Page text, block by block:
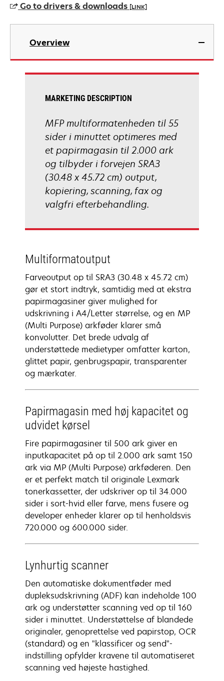
new
tab
Go to drivers & downloads [LINK]
opens
new
Overview
MARKETING DESCRIPTION
MFP multiformatenheden til 55
sider i minuttet optimeres med
et papirmagasin til 2.000 ark
og tilbyder i forvejen SRA3
(30.48 x 45.72 cm) output,
kopiering, scanning, fax og
valgfri efterbehandling.
Multiformatoutput
Farveoutput op til SRA3 (30.48 x 45.72 cm)
gør et stort indtryk, samtidig med at ekstra
papirmagasiner giver mulighed for
udskrivning i A4/Letter størrelse, og en MP
(Multi Purpose) arkføder klarer små
konvolutter. Det brede udvalg af
understøttede medietyper omfatter karton,
glittet papir, genbrugspapir, transparenter
og mærkater.
Papirmagasin med høj kapacitet og
udvidet kørsel
Fire papirmagasiner til 500 ark giver en
inputkapacitet på op til 2.000 ark samt 150
ark via MP (Multi Purpose) arkføderen. Den
er et perfekt match til originale Lexmark
tonerkassetter, der udskriver op til 34.000
sider i sort-hvid eller farve, mens fusere og
developer enheder klarer op til henholdsvis
720.000 og 600.000 sider.
Lynhurtig scanner
Den automatiske dokumentføder med
dupleksudskrivning (ADF) kan indeholde 100
ark og understøtter scanning ved op til 160
sider i minuttet. Understøttelse af blandede
originaler, genoprettelse ved papirstop, OCR
(standard) og en "klassificer og send"-
indstilling opfylder kravene til automatiseret
scanning ved højeste hastighed.